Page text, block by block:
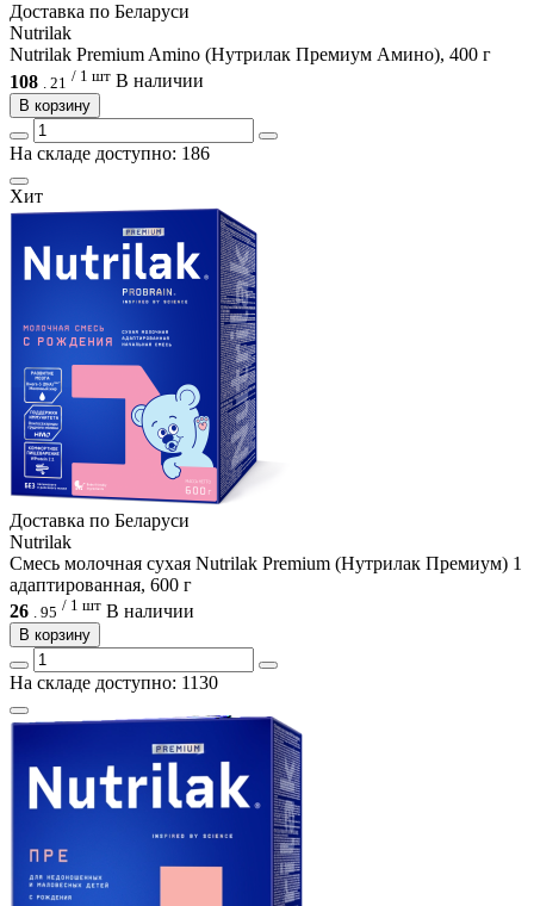
Доcтавка по Беларуси
Nutrilak
Nutrilak Premium Amino (Нутрилак Премиум Амино), 400 г
108
21 / 1 шт В наличии
В корзину
На складе доступно: 186
Хит
Доcтавка по Беларуси
Nutrilak
Смесь молочная сухая Nutrilak Premium (Нутрилак Премиум) 1
адаптированная, 600 г
26
95 / 1 шт В наличии
В корзину
На складе доступно: 1130